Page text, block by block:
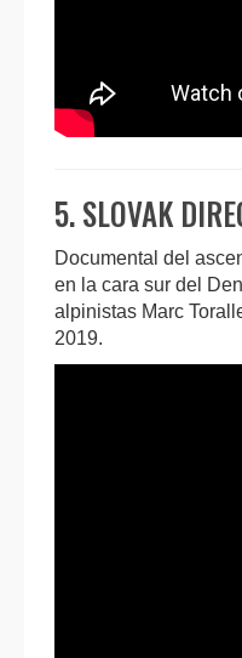
5. SLOVAK
Documental del
en la cara sur del
alpinistas Marc
2019.